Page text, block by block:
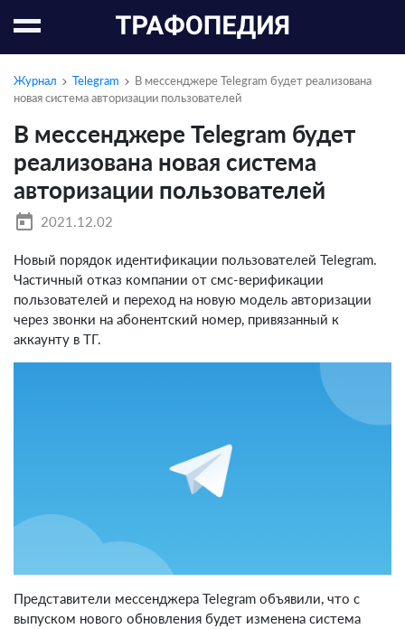
Журнал Telegram
В мессенджере Telegram будет реализована
новая система авторизации пользователей
В мессенджере Telegram будет
реализована новая система
авторизации пользователей
today 2021.12.02
Новый порядок идентификации пользователей Telegram.
Частичный отказ компании от смс-верификации
пользователей и переход на новую модель авторизации
через звонки на абонентский номер, привязанный к
аккаунту в ТГ.
Представители мессенджера Telegram объявили, что с
выпуском нового обновления будет изменена система